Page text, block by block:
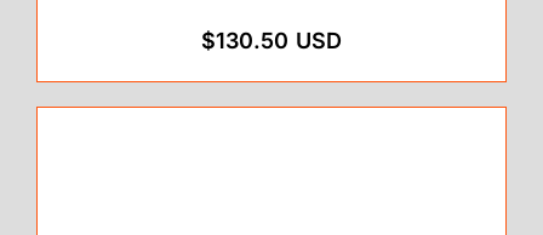
$130.50 USD